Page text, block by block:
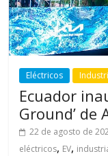
Eléctricos
Ecuador
Ground’ de
22 de agosto de
eléctricos, EV,